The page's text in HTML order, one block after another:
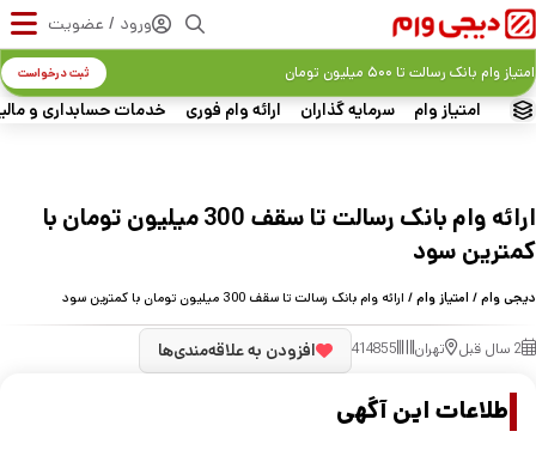
ورود / عضویت
امتیاز وام سرمایه گذاران ارائه وام فوری خدمات حسابداری و
امتیاز وام بانک رسالت تا ۵۰۰ میلیون تومان ثبت درخواست
ارائه وام بانک رسالت تا سقف 300 میلیون تومان با
کمترین سود
دیجی وام/ امتیاز وام/ ارائه وام بانک رسالت تا سقف 300 میلیون تومان با کمترین سود
2 سال قبل تهران 414855 افزودن به علاقه‌مندی‌ها
اطلاعات این آگهی